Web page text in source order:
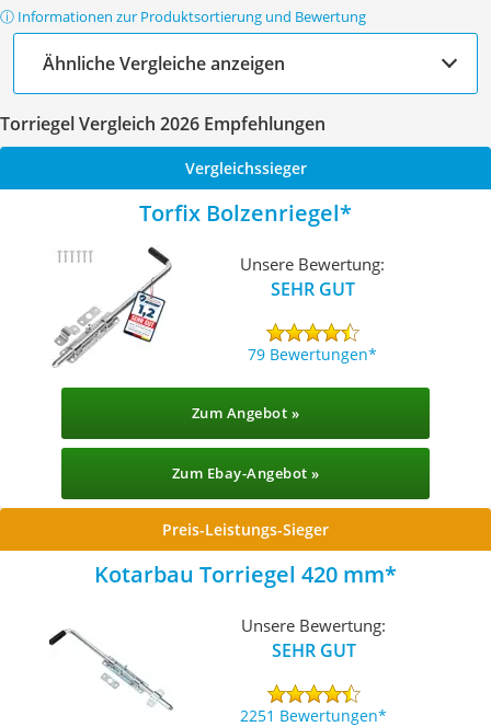
ⓘ Informationen zur Produktsortierung und Bewertung
Ähnliche Vergleiche anzeigen
Torriegel Vergleich 2026 Empfehlungen
Vergleichssieger
Torfix Bolzenriegel
Unsere Bewertung:
SEHR GUT
79 Bewertungen
Zum Angebot »
Zum Ebay-Angebot »
Preis-Leistungs-Sieger
Kotarbau Torriegel 420 mm
Unsere Bewertung:
SEHR GUT
2251 Bewertungen